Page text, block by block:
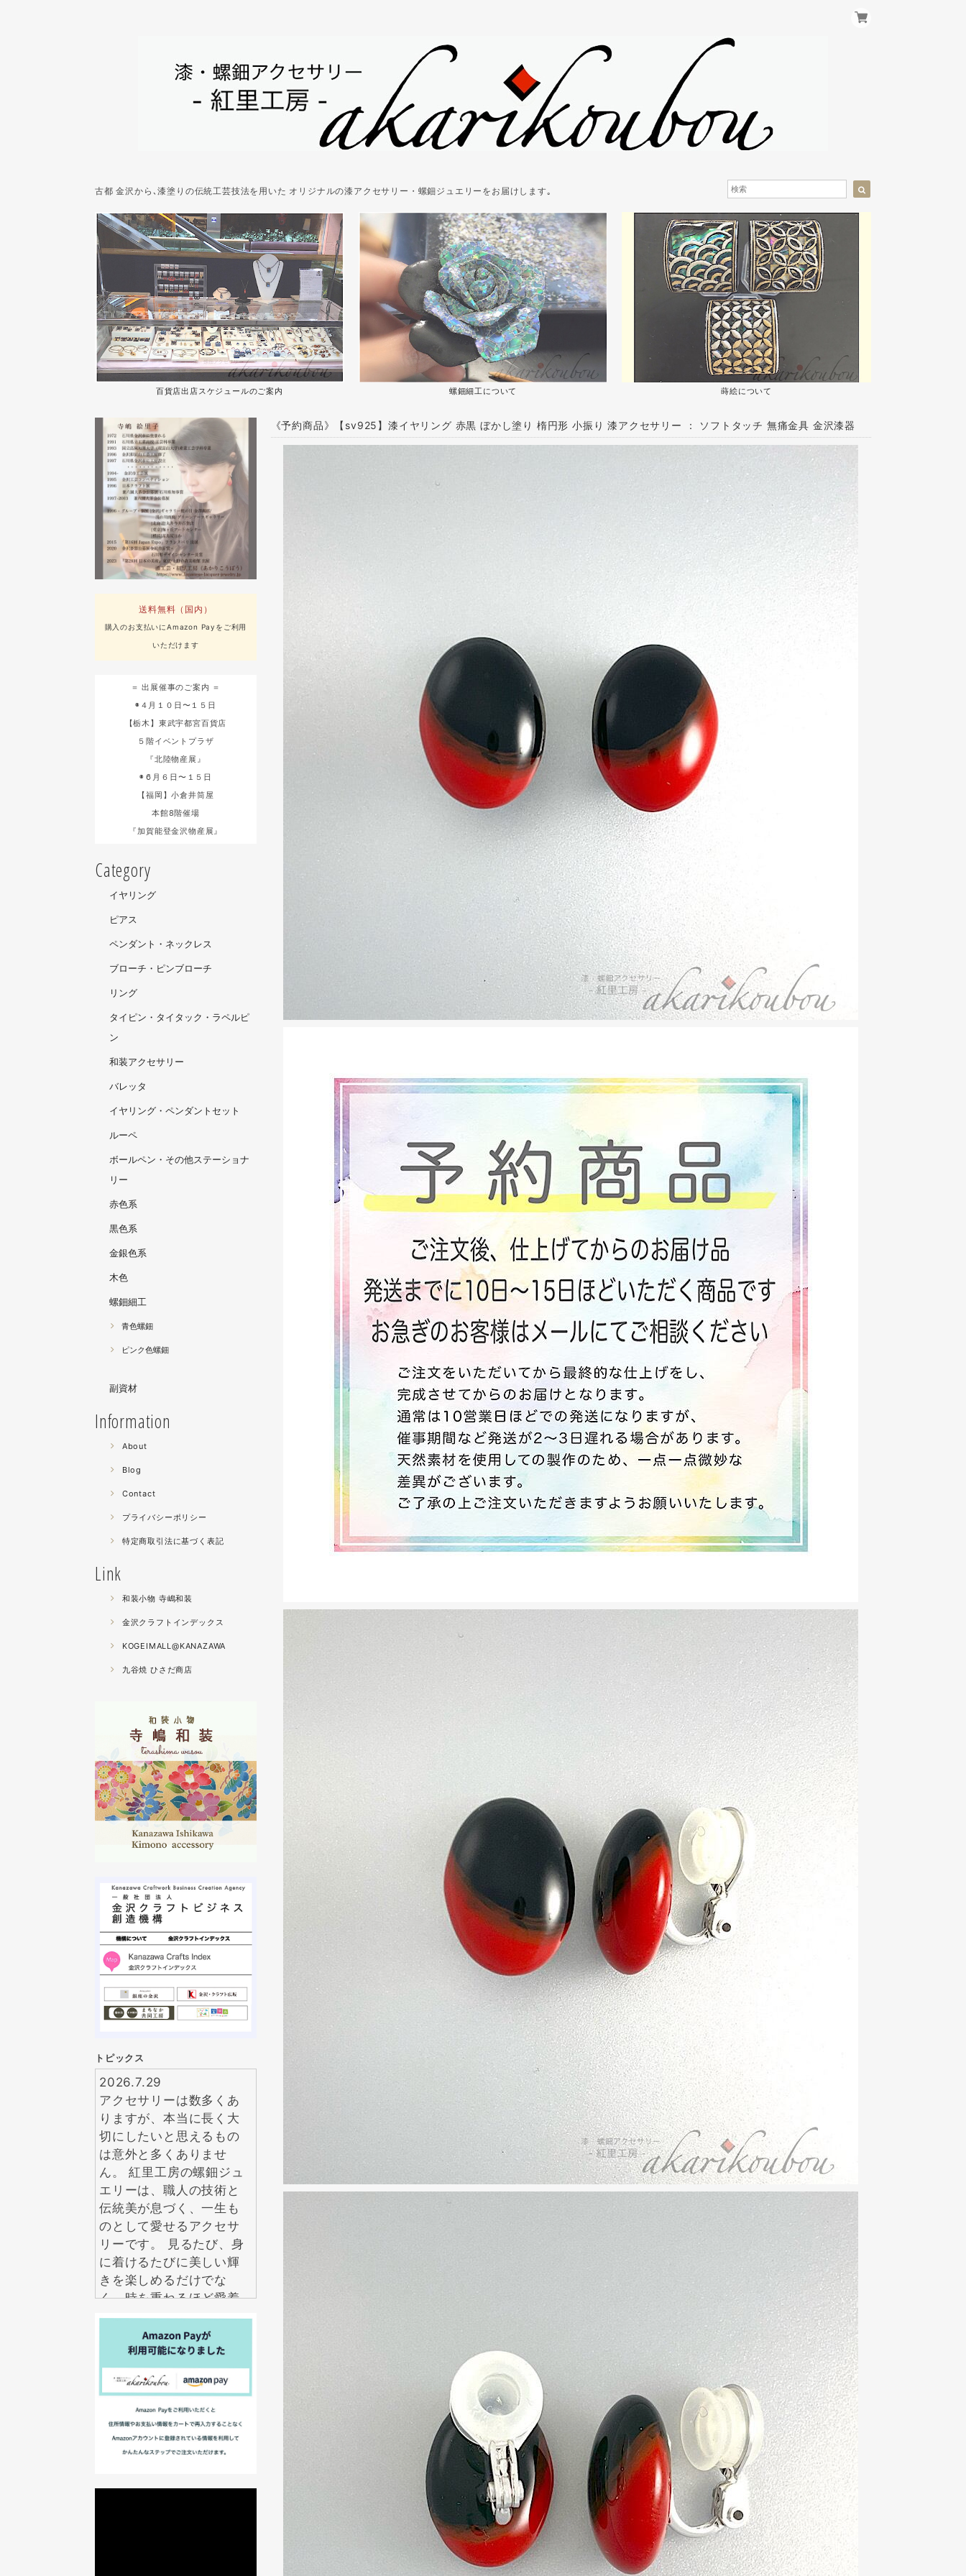
古都 金沢から､漆塗りの伝統工芸技法を用いた オリジナルの漆アクセサリー・螺鈿ジュエリーをお届けします｡
百貨店出店スケジュールのご案内 螺鈿細工について 蒔絵について
送料無料（国内）
購入のお支払いにAmazon Payをご利用
いただけます
＝ 出展催事のご案内 ＝
◉４月１０日〜１５日
【栃木】東武宇都宮百貨店
５階イベントプラザ
『北陸物産展』
◉６月６日〜１５日
【福岡】小倉井筒屋
本館8階催場
『加賀能登金沢物産展』
Category
イヤリング
ピアス
ペンダント・ネックレス
ブローチ・ピンブローチ
リング
タイピン・タイタック・ラペルピ
ン
和装アクセサリー
バレッタ
イヤリング・ペンダントセット
ルーペ
ボールペン・その他ステーショナ
リー
赤色系
黒色系
金銀色系
木色
螺鈿細工
青色螺鈿
ピンク色螺鈿
副資材
Information
About
Blog
Contact
プライバシーポリシー
特定商取引法に基づく表記
Link
和装小物 寺嶋和装
金沢クラフトインデックス
KOGEIMALL@KANAZAWA
九谷焼 ひさだ商店
トピックス
2026.7.29
アクセサリーは数多くあ
りますが、本当に長く大
切にしたいと思えるもの
は意外と多くありませ
ん。 紅里工房の螺鈿ジュ
エリーは、職人の技術と
伝統美が息づく、一生も
のとして愛せるアクセサ
リーです。 見るたび、身
に着けるたびに美しい輝
きを楽しめるだけでな
く、時を重ねるほど愛着
も深まります。 毎日の自
分を少し誇らしくしてく
れる特別な一品を、ぜひ
手に取ってみてくださ
い。
2026.7.22
伝統工芸というと特別な
《予約商品》【sv925】漆イヤリング 赤黒 ぼかし塗り 楕円形 小振り 漆アクセサリー ： ソフトタッチ 無痛金具 金沢漆器